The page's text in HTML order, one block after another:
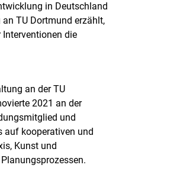
in Deutschland
TU Dortmund erzählt,
die
an der TU
2021 an der
und
auf kooperativen und
Kunst und